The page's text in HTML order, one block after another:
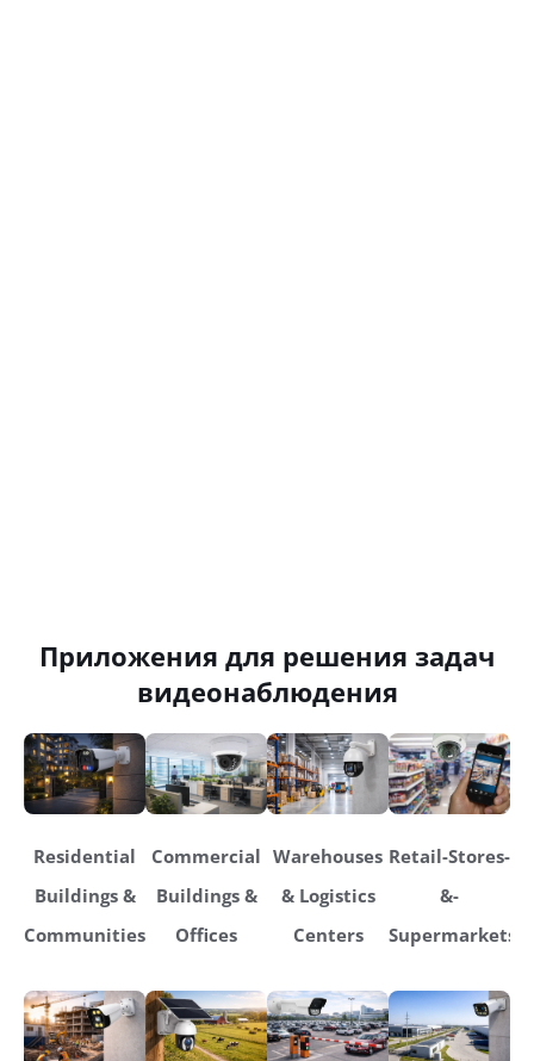
Приложения для решения задач
видеонаблюдения
Residential
Buildings &
Communities
Commercial
Buildings &
Offices
Warehouses
& Logistics
Centers
Retail-Stores-
&-
Supermarkets